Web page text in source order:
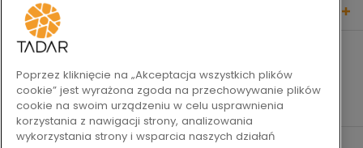
KONTAKT
Poprzez kliknięcie na „Akceptacja wszystkich plików
cookie” jest wyrażona zgoda na przechowywanie plików
cookie na swoim urządzeniu w celu usprawnienia
korzystania z nawigacji strony, analizowania
wykorzystania strony i wsparcia naszych działań